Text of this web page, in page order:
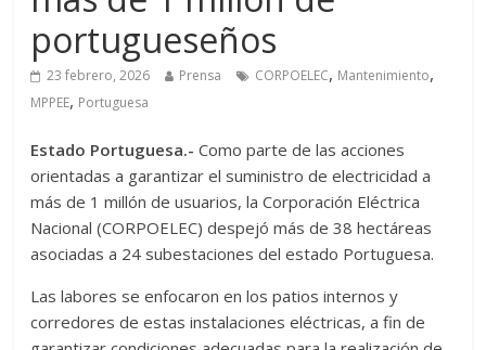
portugueseños
23 febrero, 2026 Prensa CORPOELEC, Mantenimiento,
MPPEE, Portuguesa
Estado Portuguesa.-Como parte de las acciones
orientadas a garantizar el suministro de electricidad a
más de 1 millón de usuarios, la Corporación Eléctrica
Nacional (CORPOELEC) despejó más de 38 hectáreas
asociadas a 24 subestaciones del estado Portuguesa.
Las labores se enfocaron en los patios internos y
corredores de estas instalaciones eléctricas, a fin de